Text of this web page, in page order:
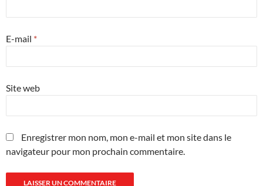
E-mail *
Site web
Enregistrer mon nom, mon e-mail et mon site dans le
navigateur pour mon prochain commentaire.